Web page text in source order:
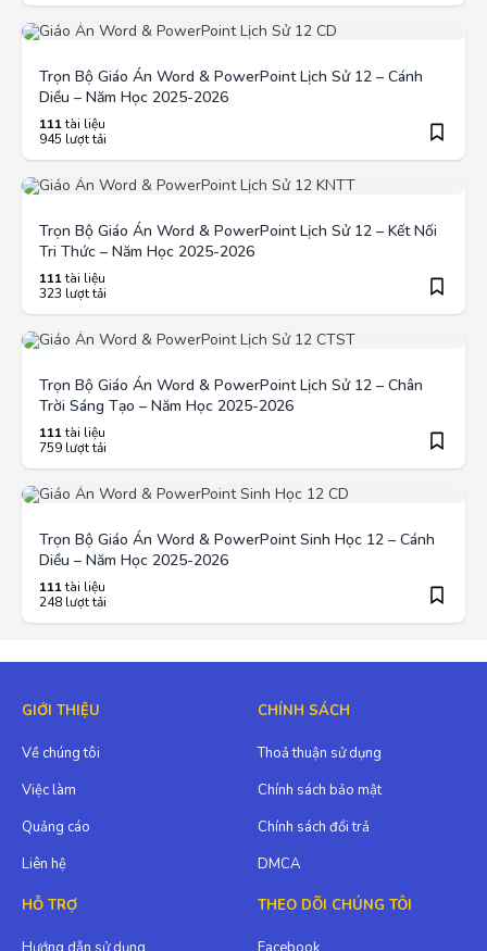
Trọn Bộ Giáo Án Word & PowerPoint Lịch Sử 12 – Cánh
Diều – Năm Học 2025-2026
111tài liệu
945 lượt tải
Trọn Bộ Giáo Án Word & PowerPoint Lịch Sử 12 – Kết Nối
Tri Thức – Năm Học 2025-2026
111tài liệu
323 lượt tải
Trọn Bộ Giáo Án Word & PowerPoint Lịch Sử 12 – Chân
Trời Sáng Tạo – Năm Học 2025-2026
111tài liệu
759 lượt tải
Trọn Bộ Giáo Án Word & PowerPoint Sinh Học 12 – Cánh
Diều – Năm Học 2025-2026
111tài liệu
248 lượt tải
GIỚI THIỆU
Về chúng tôi
Việc làm
Quảng cáo
Liên hệ
CHÍNH SÁCH
Thoả thuận sử dụng
Chính sách bảo mật
Chính sách đổi trả
DMCA
HỖ TRỢ THEO DÕI CHÚNG TÔI